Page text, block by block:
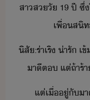
สา​ส​ั​ ​19​ ​ปี​ ​ซึ่
เพื่สิ
ิสั​:​ร่าเริ​ ​่ารั​ ​เ
าี​ต​ ​แต่​ถ้า​ร้า
แต่​เื่​ู่​ั​